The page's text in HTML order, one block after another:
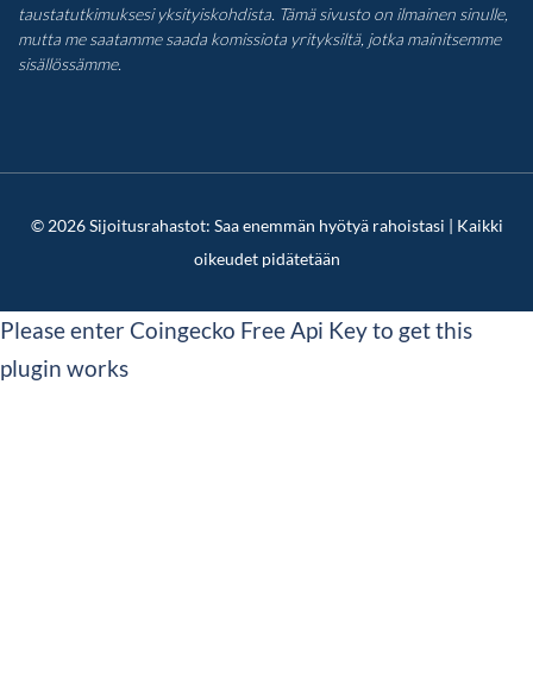
taustatutkimuksesi yksityiskohdista. Tämä sivusto on ilmainen sinulle,
mutta me saatamme saada komissiota yrityksiltä, jotka mainitsemme
sisällössämme.
© 2026 Sijoitusrahastot: Saa enemmän hyötyä rahoistasi | Kaikki
oikeudet pidätetään
Please enter Coingecko Free Api Key to get this
plugin works